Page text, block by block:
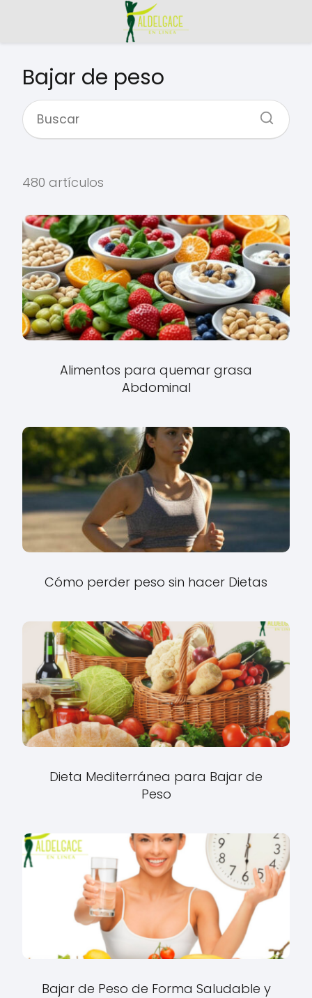
Bajar de peso
480 artículos
Alimentos para quemar grasa
Abdominal
Cómo perder peso sin hacer Dietas
Dieta Mediterránea para Bajar de
Peso
Bajar de Peso de Forma Saludable y